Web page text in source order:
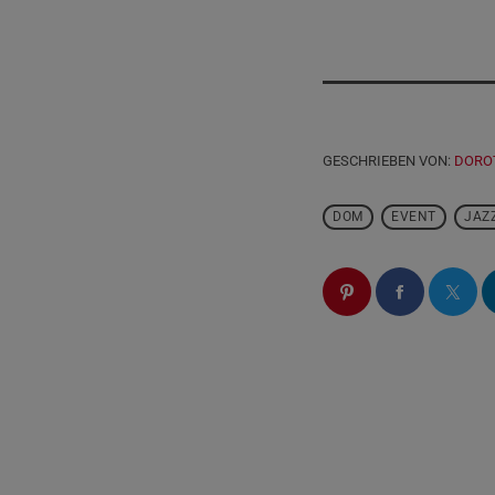
GESCHRIEBEN VON:
DOM EVENT